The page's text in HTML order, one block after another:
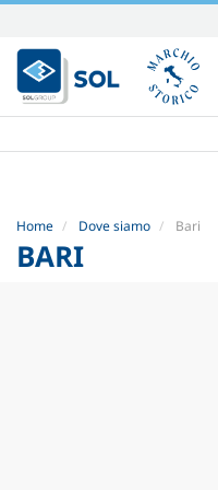
Salta
ai
contenuti.
|
alla
Home Dove siamo Bari
BARI